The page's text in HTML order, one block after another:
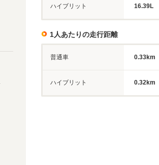
ハイブリット 16.39L
1人あたりの走行距離
普通車 0.33km
ハイブリット 0.32km